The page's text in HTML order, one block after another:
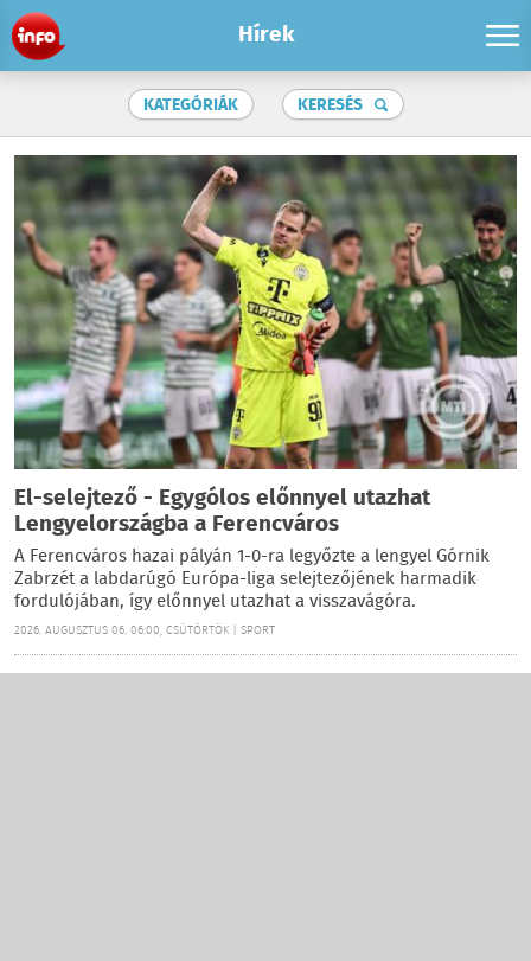
Hírek
KATEGÓRIÁK KERESÉS
El-selejtező - Egygólos előnnyel utazhat
Lengyelországba a Ferencváros
A Ferencváros hazai pályán 1-0-ra legyőzte a lengyel Górnik
Zabrzét a labdarúgó Európa-liga selejtezőjének harmadik
fordulójában, így előnnyel utazhat a visszavágóra.
2026. AUGUSZTUS 06. 06:00, CSÜTÖRTÖK | SPORT